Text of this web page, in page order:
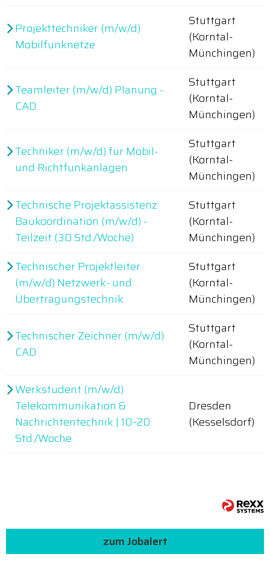
Projekttechniker (m/w/d)
Mobilfunknetze
Stuttgart
(Korntal-
Münchingen)
Teamleiter (m/w/d) Planung -
CAD
Stuttgart
(Korntal-
Münchingen)
Techniker (m/w/d) für Mobil-
und Richtfunkanlagen
Stuttgart
(Korntal-
Münchingen)
Technische Projektassistenz
Baukoordination (m/w/d) -
Teilzeit (30 Std./Woche)
Stuttgart
(Korntal-
Münchingen)
Technischer Projektleiter
(m/w/d) Netzwerk- und
Übertragungstechnik
Stuttgart
(Korntal-
Münchingen)
Technischer Zeichner (m/w/d)
CAD
Stuttgart
(Korntal-
Münchingen)
Werkstudent (m/w/d)
Telekommunikation &
Nachrichtentechnik | 10–20
Std./Woche
Dresden
(Kesselsdorf)
zum Jobalert